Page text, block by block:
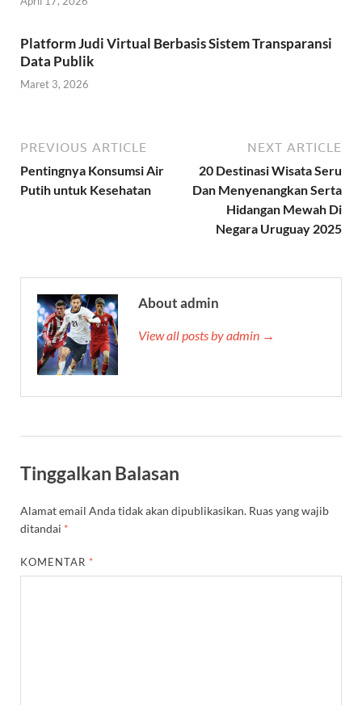
Platform Judi Virtual Berbasis Sistem Transparansi
Data Publik
Maret 3, 2026
PREVIOUS ARTICLE
Pentingnya Konsumsi Air
Putih untuk Kesehatan
NEXT ARTICLE
20 Destinasi Wisata Seru
Dan Menyenangkan Serta
Hidangan Mewah Di
Negara Uruguay 2025
About admin
View all posts by admin →
Tinggalkan Balasan
Alamat email Anda tidak akan dipublikasikan. Ruas yang wajib
ditandai *
KOMENTAR *